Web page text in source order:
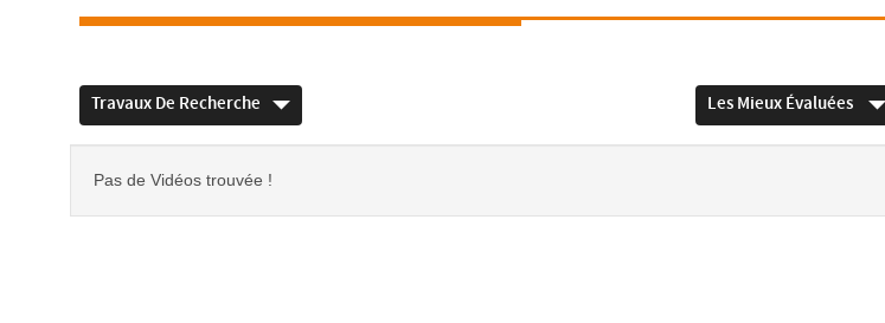
Travaux De Recherche Les Mieux Évaluées
Pas de Vidéos trouvée !